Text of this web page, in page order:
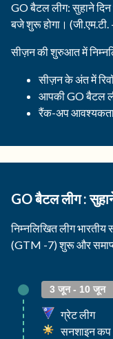
GO बैटल लीग: सुहाने दिन
बजे शुरू होगा। (जी.एम.टी.
सीज़न की शुरुआत में
सीज़न के अंत में
आपकी GO बैटल
रैंक-अप
GO बैटल लीग :
निम्नलिखित लीग
(GTM -7) शुरू और समाप्त
3 जून - 10 जून
ग्रेट लीग
सनशाइन कप